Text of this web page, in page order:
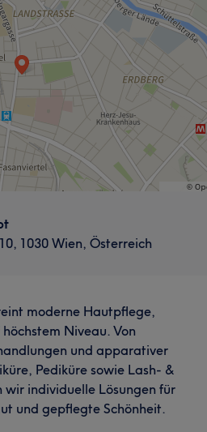
1030 Wien, Österreich
moderne Hautpflege,
Niveau. Von
und apparativer
Pediküre sowie Lash- &
individuelle Lösungen für
und gepflegte Schönheit.